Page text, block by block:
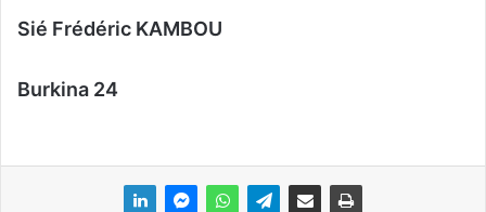
Sié Frédéric KAMBOU
Burkina 24